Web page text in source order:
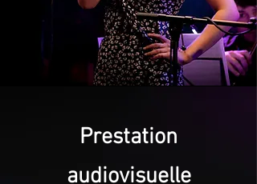
Prestation
audiovisuelle